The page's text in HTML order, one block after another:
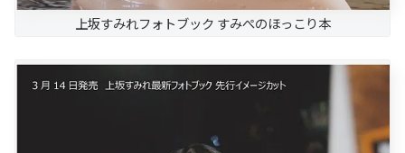
上坂すみれフォトブック すみぺのほっこり本